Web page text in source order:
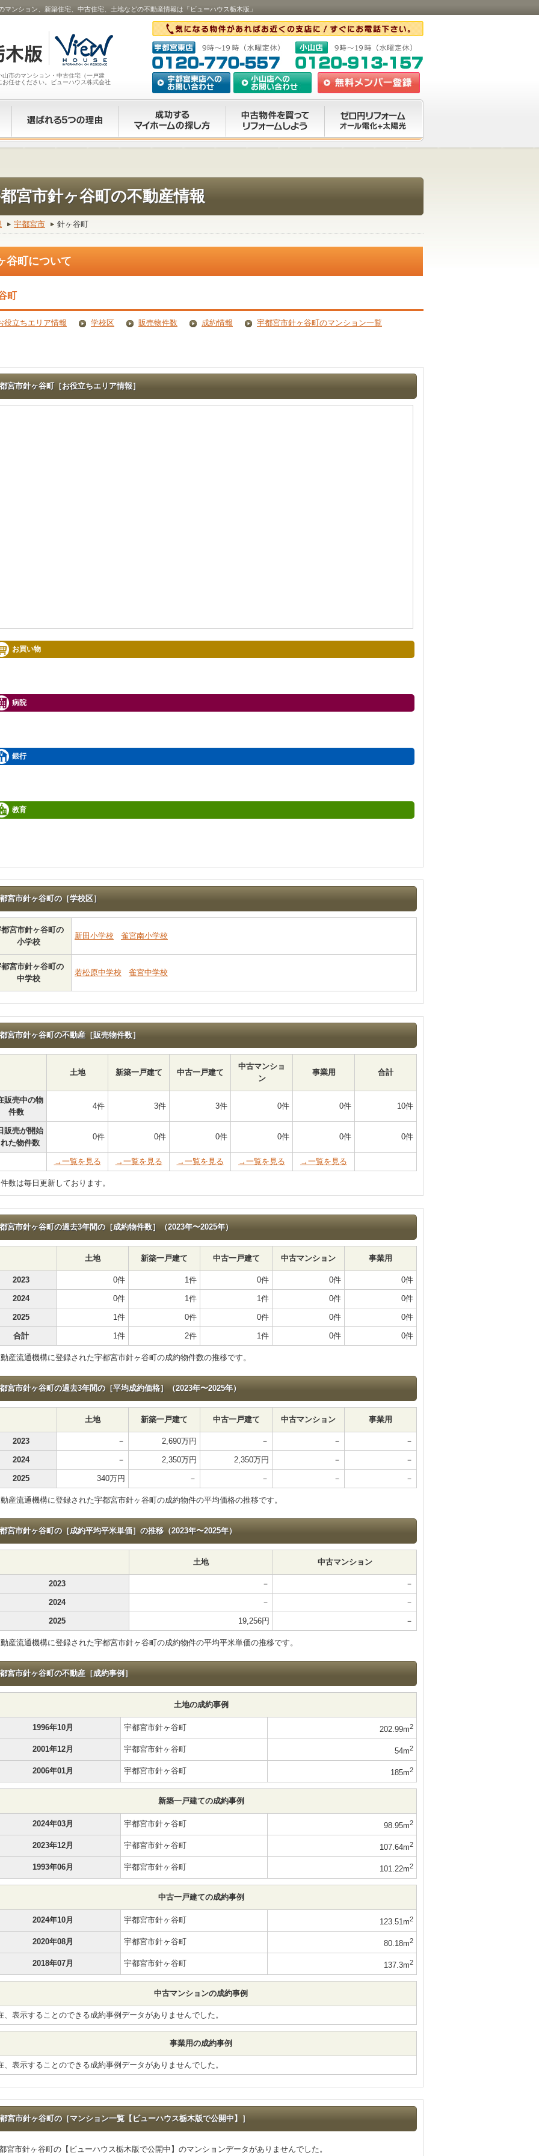
ンション、新築住宅、中古住宅、土地などの不動産情報は「ビューハウス栃木版」
市のマンション・中古住宅（一戸建
任せください。ビューハウス株式会社
宮市針ヶ谷町の不動産情報
宇都宮市 針ヶ谷町
谷町について
町
役立ちエリア情報 学校区 販売物件数 成約情報 宇都宮市針ヶ谷町のマンション一覧
宮市針ヶ谷町［お役立ちエリア情報］
お買い物
病院
銀行
教育
宮市針ヶ谷町の［学校区］
宮市針ヶ谷町の
小学校
新田小学校 雀宮南小学校
宮市針ヶ谷町の
中学校
若松原中学校 雀宮中学校
宮市針ヶ谷町の不動産［販売物件数］
土地 新築一戸建て 中古一戸建て
中古マンショ
ン
事業用 合計
販売中の物
件数
4件 3件 3件 0件 0件 10件
販売が開始
た物件数
0件 0件 0件 0件 0件 0件
→一覧を見る →一覧を見る →一覧を見る →一覧を見る →一覧を見る
数は毎日更新しております。
宮市針ヶ谷町の過去3年間の［成約物件数］（2023年〜2025年）
土地 新築一戸建て 中古一戸建て 中古マンション 事業用
2023 0件 1件 0件 0件 0件
2024 0件 1件 1件 0件 0件
2025 1件 0件 0件 0件 0件
合計 1件 2件 1件 0件 0件
産流通機構に登録された宇都宮市針ヶ谷町の成約物件数の推移です。
宮市針ヶ谷町の過去3年間の［平均成約価格］（2023年〜2025年）
土地 新築一戸建て 中古一戸建て 中古マンション 事業用
2023 － 2,690万円 － － －
2024 － 2,350万円 2,350万円 － －
2025 340万円 － － － －
産流通機構に登録された宇都宮市針ヶ谷町の成約物件の平均価格の推移です。
宮市針ヶ谷町の［成約平均平米単価］の推移（2023年〜2025年）
土地 中古マンション
2023 － －
2024 － －
2025 19,256円 －
産流通機構に登録された宇都宮市針ヶ谷町の成約物件の平均平米単価の推移です。
宮市針ヶ谷町の不動産［成約事例］
土地の成約事例
1996年10月 宇都宮市針ヶ谷町 202.99m2
2001年12月 宇都宮市針ヶ谷町 54m2
2006年01月 宇都宮市針ヶ谷町 185m2
新築一戸建ての成約事例
2024年03月 宇都宮市針ヶ谷町 98.95m2
2023年12月 宇都宮市針ヶ谷町 107.64m2
1993年06月 宇都宮市針ヶ谷町 101.22m2
中古一戸建ての成約事例
2024年10月 宇都宮市針ヶ谷町 123.51m2
2020年08月 宇都宮市針ヶ谷町 80.18m2
2018年07月 宇都宮市針ヶ谷町 137.3m2
中古マンションの成約事例
、表示することのできる成約事例データがありませんでした。
事業用の成約事例
、表示することのできる成約事例データがありませんでした。
宮市針ヶ谷町の［マンション一覧【ビューハウス栃木版で公開中】］
宮市針ヶ谷町の【ビューハウス栃木版で公開中】のマンションデータがありませんでした。